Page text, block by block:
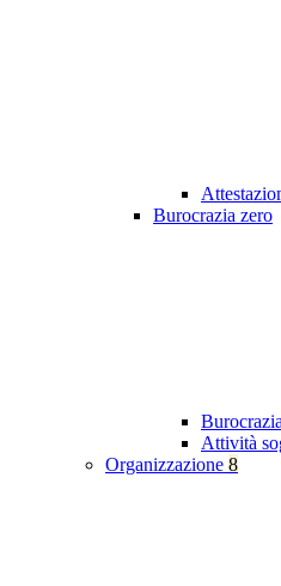
Burocrazia zero
Attività
Organizzazione 8